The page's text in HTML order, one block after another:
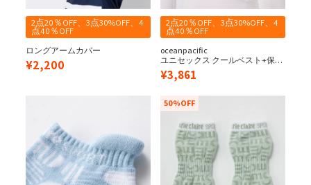
2点20％OFF、3点30%OFF、4
点40％OFF
ロングアームカバー
¥2,200
2点20％OFF、3点30%OFF、4
点40％OFF
oceanpacific
ユニセックス クールベスト+保冷
剤セット
¥3,861
50%OFF